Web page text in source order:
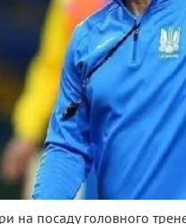
на посаду головного